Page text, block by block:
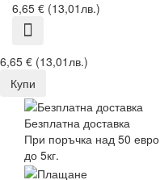
6,65 € (13,01лв.)
6,65 € (13,01лв.)
Купи
Безплатна доставка
При поръчка над 50 евро
до 5кг.